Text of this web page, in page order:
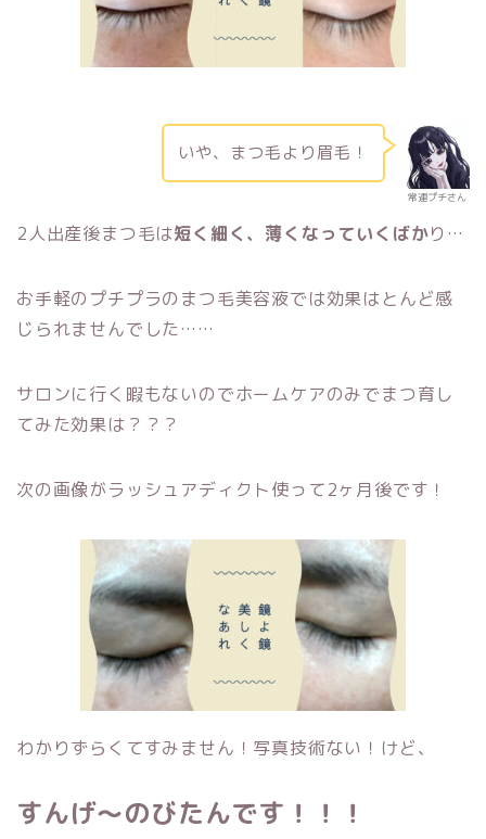
常連プチさん
いや、まつ毛より眉毛！
2人出産後まつ毛は短く細く、薄くなっていくばかり…
お手軽のプチプラのまつ毛美容液では効果はとんど感
じられませんでした……
サロンに行く暇もないのでホームケアのみでまつ育し
てみた効果は？？？
次の画像がラッシュアディクト使って2ヶ月後です！
わかりずらくてすみません！写真技術ない！けど、
すんげ〜のびたんです！！！